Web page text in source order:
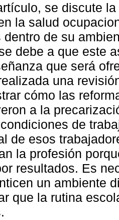
se discute
la salud
dentro de su
debe a que este
que será
una
cómo las
a la
de
de esos
la profesión
resultados. Es
un ambiente
que la rutina